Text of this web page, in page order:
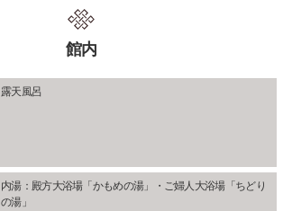
館内
露天風呂
内湯：殿方大浴場「かもめの湯」・ご婦人大浴場「ちどり
の湯」